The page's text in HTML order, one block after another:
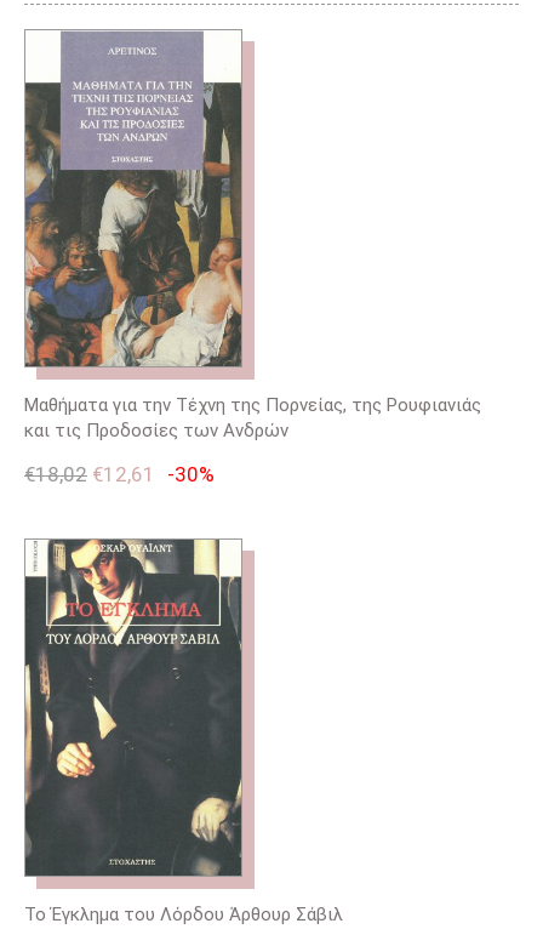
Μαθήματα για την Τέχνη της Πορνείας, της Ρουφιανιάς
και τις Προδοσίες των Ανδρών
€18,02 €12,61 -30%
Το Έγκλημα του Λόρδου Άρθουρ Σάβιλ